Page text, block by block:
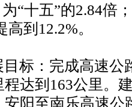
“十五”的2.84倍
到12.2%。
：完成高速公
达到163公里。
阳至南乐高速公